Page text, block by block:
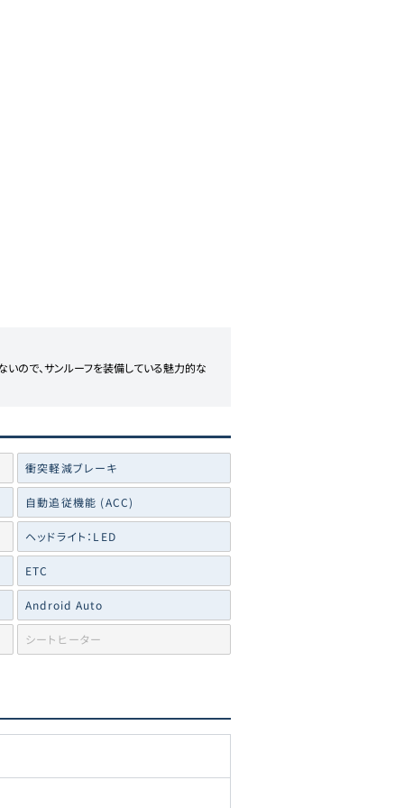
ので、サンルーフを装備している魅力的な
衝突軽減ブレーキ
自動追従機能 (ACC)
ヘッドライト：LED
ETC
Android Auto
シートヒーター